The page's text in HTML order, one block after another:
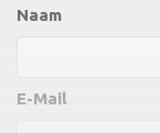
Naam
E-Mail